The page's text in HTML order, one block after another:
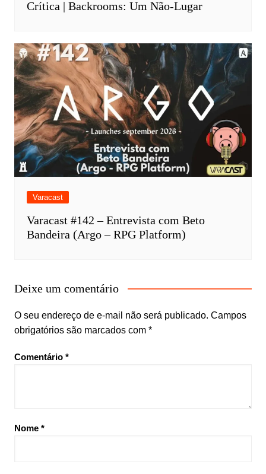
Crítica | Backrooms: Um Não-Lugar
Varacast
Varacast #142 – Entrevista com Beto
Bandeira (Argo – RPG Platform)
Deixe um comentário
O seu endereço de e-mail não será publicado. Campos
obrigatórios são marcados com *
Comentário *
Nome *